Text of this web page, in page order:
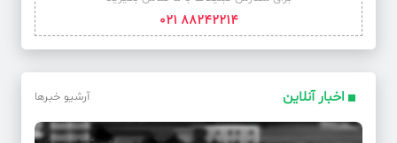
88242214 021
اخبار آنلاین آرشیو خبرها